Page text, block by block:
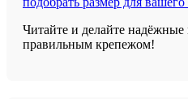
Читайте и делайте надёжные
правильным крепежом!